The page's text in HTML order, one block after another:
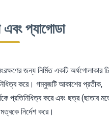
প্যাগোডা
জন্য নির্মিত একটি অর্ধগোলাকার
করে। গম্বুজটি আকাশের প্রতীক,
প্রতিনিধিত্ব করে এবং ছত্র (ছাতার
নির্দেশ করে।